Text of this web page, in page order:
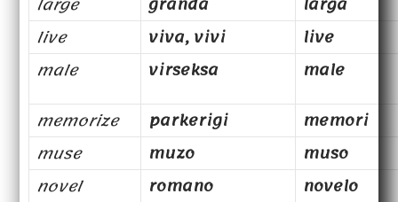
live
viva, vivi
live
male
virseksa
male
memorize
parkerigi
memori
muse
muzo
muso
novel
romano
novelo